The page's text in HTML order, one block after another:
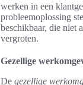
werken in een
probleemoplossing
beschikbaar, die niet
vergroten.
Gezellige
De gezellige